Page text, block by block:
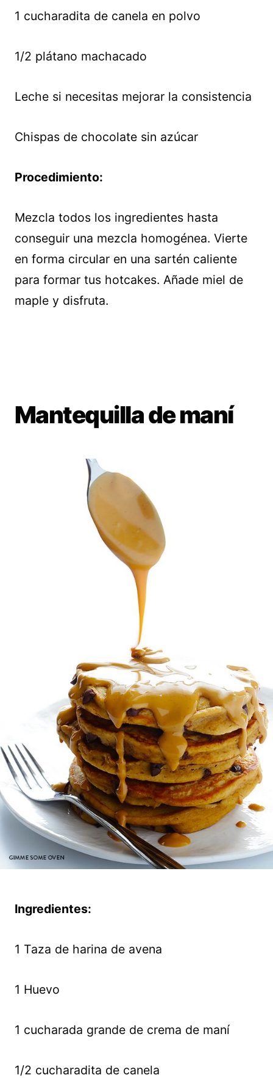
1 cucharadita de canela en polvo
1/2 plátano machacado
Leche si necesitas mejorar la consistencia
Chispas de chocolate sin azúcar
Procedimiento:
Mezcla todos los ingredientes hasta
conseguir una mezcla homogénea. Vierte
en forma circular en una sartén caliente
para formar tus hotcakes. Añade miel de
maple y disfruta.
Mantequilla de maní
Ingredientes:
1 Taza de harina de avena
1 Huevo
1 cucharada grande de crema de maní
1/2 cucharadita de canela